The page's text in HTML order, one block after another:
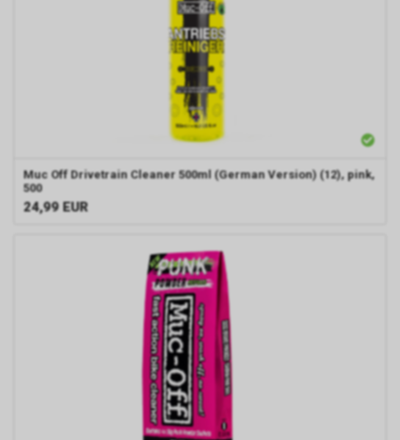
Muc Off Drivetrain Cleaner 500ml (German Version) (12), pink,
500
24,99 EUR